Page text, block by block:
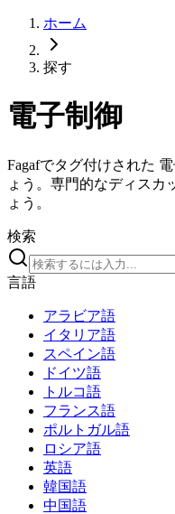
ホーム
探す
電子制御
Fagafでタグ付けされた
ょう。専門的なディスカ
ょう。
検索
言語
アラビア語
イタリア語
スペイン語
ドイツ語
トルコ語
フランス語
ポルトガル語
ロシア語
英語
韓国語
中国語